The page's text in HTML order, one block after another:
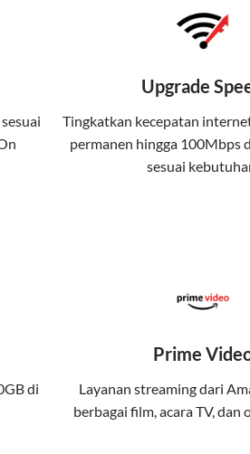
Mbps untuk aktivitas online tanpa
termasuk fitur replay dan on-
internet, TV, dan
Telkomsel One
konektivitas internet rumah
Upgrade
Tingkatkan kecepatan
permanen hingga 100Mbps
sesuai
di
Prime
Layanan streaming dari
berbagai film, acara TV, dan